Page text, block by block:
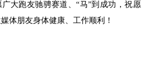
大跑友驰骋赛道、“马”到成功，祝愿
体朋友身体健康、工作顺利！